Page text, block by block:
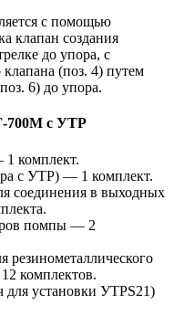
с помощью
клапан создания
до упора, с
(поз. 4) путем
6) до упора.
700М с УТР
комплект.
с УТР) — 1 комплект.
соединения в выходных
помпы — 2
комплектов.
установки УТРS21)